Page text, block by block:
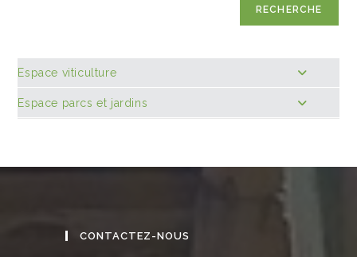
RECHERCHE
Espace viticulture
Espace parcs et jardins
CONTACTEZ-NOUS